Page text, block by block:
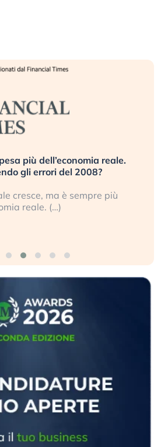
Russia e Cina pronti a spegnere
investitori stanno sottovalutando il
Gli investitori tech continuano a
geopolitico: il (…)